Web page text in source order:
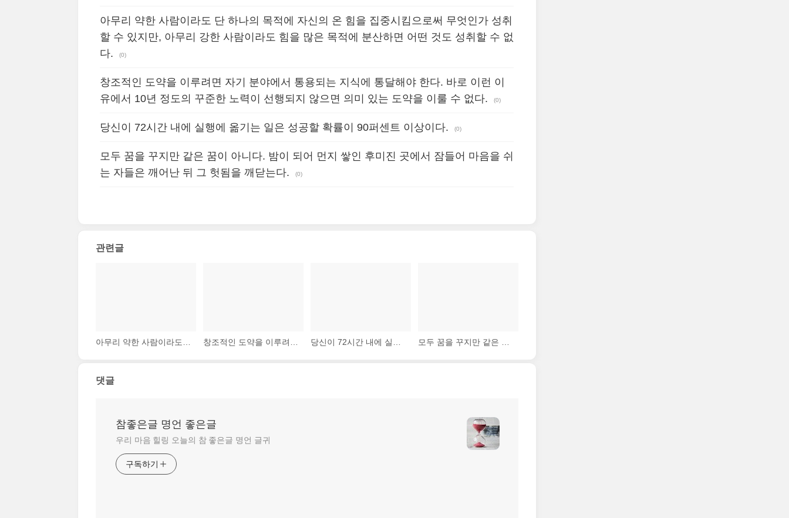
아무리 약한 사람이라도 단 하나의 목적에 자신의 온 힘을 집중시킴으로써 무엇인가 성취
할 수 있지만, 아무리 강한 사람이라도 힘을 많은 목적에 분산하면 어떤 것도 성취할 수 없
다.
(0)
창조적인 도약을 이루려면 자기 분야에서 통용되는 지식에 통달해야 한다. 바로 이런 이
유에서 10년 정도의 꾸준한 노력이 선행되지 않으면 의미 있는 도약을 이룰 수 없다.
(0)
당신이 72시간 내에 실행에 옮기는 일은 성공할 확률이 90퍼센트 이상이다. (0)
모두 꿈을 꾸지만 같은 꿈이 아니다. 밤이 되어 먼지 쌓인 후미진 곳에서 잠들어 마음을 쉬
는 자들은 깨어난 뒤 그 헛됨을 깨닫는다.
(0)
관련글
댓글
참좋은글 명언 좋은글
우리 마음 힐링 오늘의 참 좋은글 명언 글귀
구독하기